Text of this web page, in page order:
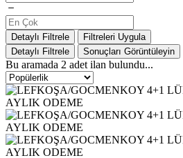
Detaylı Filtrele
Filtreleri Uygula
Detaylı Filtrele
Sonuçları Görüntüleyin
Bu aramada 2 adet ilan bulundu...